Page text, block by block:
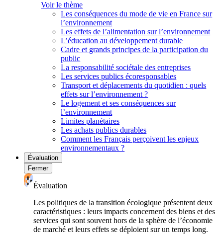
Voir le thème
Les conséquences du mode de vie en France sur
l’environnement
Les effets de l’alimentation sur l’environnement
L’éducation au développement durable
Cadre et grands principes de la participation du
public
La responsabilité sociétale des entreprises
Les services publics écoresponsables
Transport et déplacements du quotidien : quels
effets sur l’environnement ?
Le logement et ses conséquences sur
l’environnement
Limites planétaires
Les achats publics durables
Comment les Français perçoivent les enjeux
environnementaux ?
Évaluation
Fermer
Évaluation
Les politiques de la transition écologique présentent deux
caractéristiques : leurs impacts concernent des biens et des
services qui sont souvent hors de la sphère de l’économie
de marché et leurs effets se déploient sur un temps long.